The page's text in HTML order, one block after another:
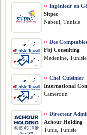
›› Ingénieur en
Sitpec
Nabeul, Tunisie
›› Des Comptables
Fbj Consulting
Médenine, Tunisie
›› Chef Cuisinier
International
Cameroun
›› Directeur
Achour Holding
Tunis, Tunisie